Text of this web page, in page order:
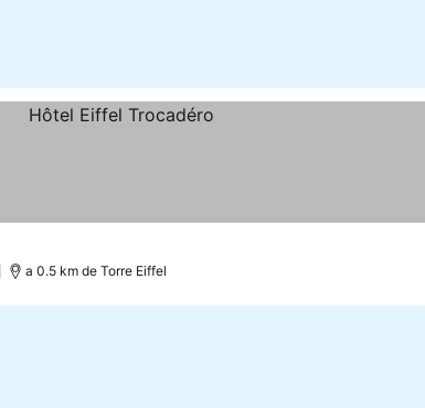
a 0.5 km de Torre Eiffel